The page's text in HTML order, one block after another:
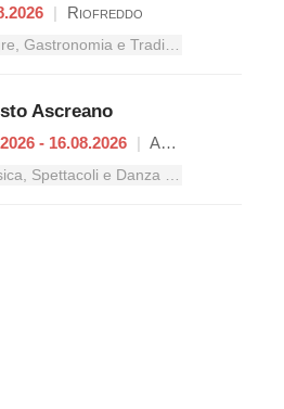
| Riofreddo
Ascreano
- 16.08.2026 | Ascrea